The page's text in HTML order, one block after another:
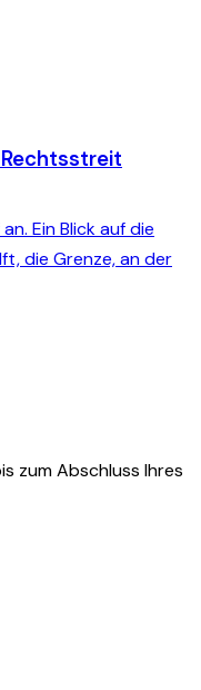
Ein Blick auf die
die Grenze, an der
zum Abschluss Ihres